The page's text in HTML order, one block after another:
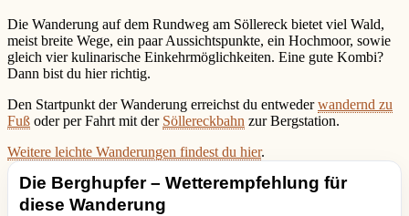
Die Wanderung auf dem Rundweg am Söllereck bietet viel Wald,
meist breite Wege, ein paar Aussichtspunkte, ein Hochmoor, sowie
gleich vier kulinarische Einkehrmöglichkeiten. Eine gute Kombi?
Dann bist du hier richtig.
Den Startpunkt der Wanderung erreichst du entwederwandernd zu
Fuß oder per Fahrt mit der Söllereckbahn zur Bergstation.
Weitere leichte Wanderungen findest du hier.
Die Berghupfer – Wetterempfehlung für
diese Wanderung